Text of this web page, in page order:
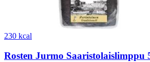
230 kcal
Rosten Jurmo Saaristolaislimppu